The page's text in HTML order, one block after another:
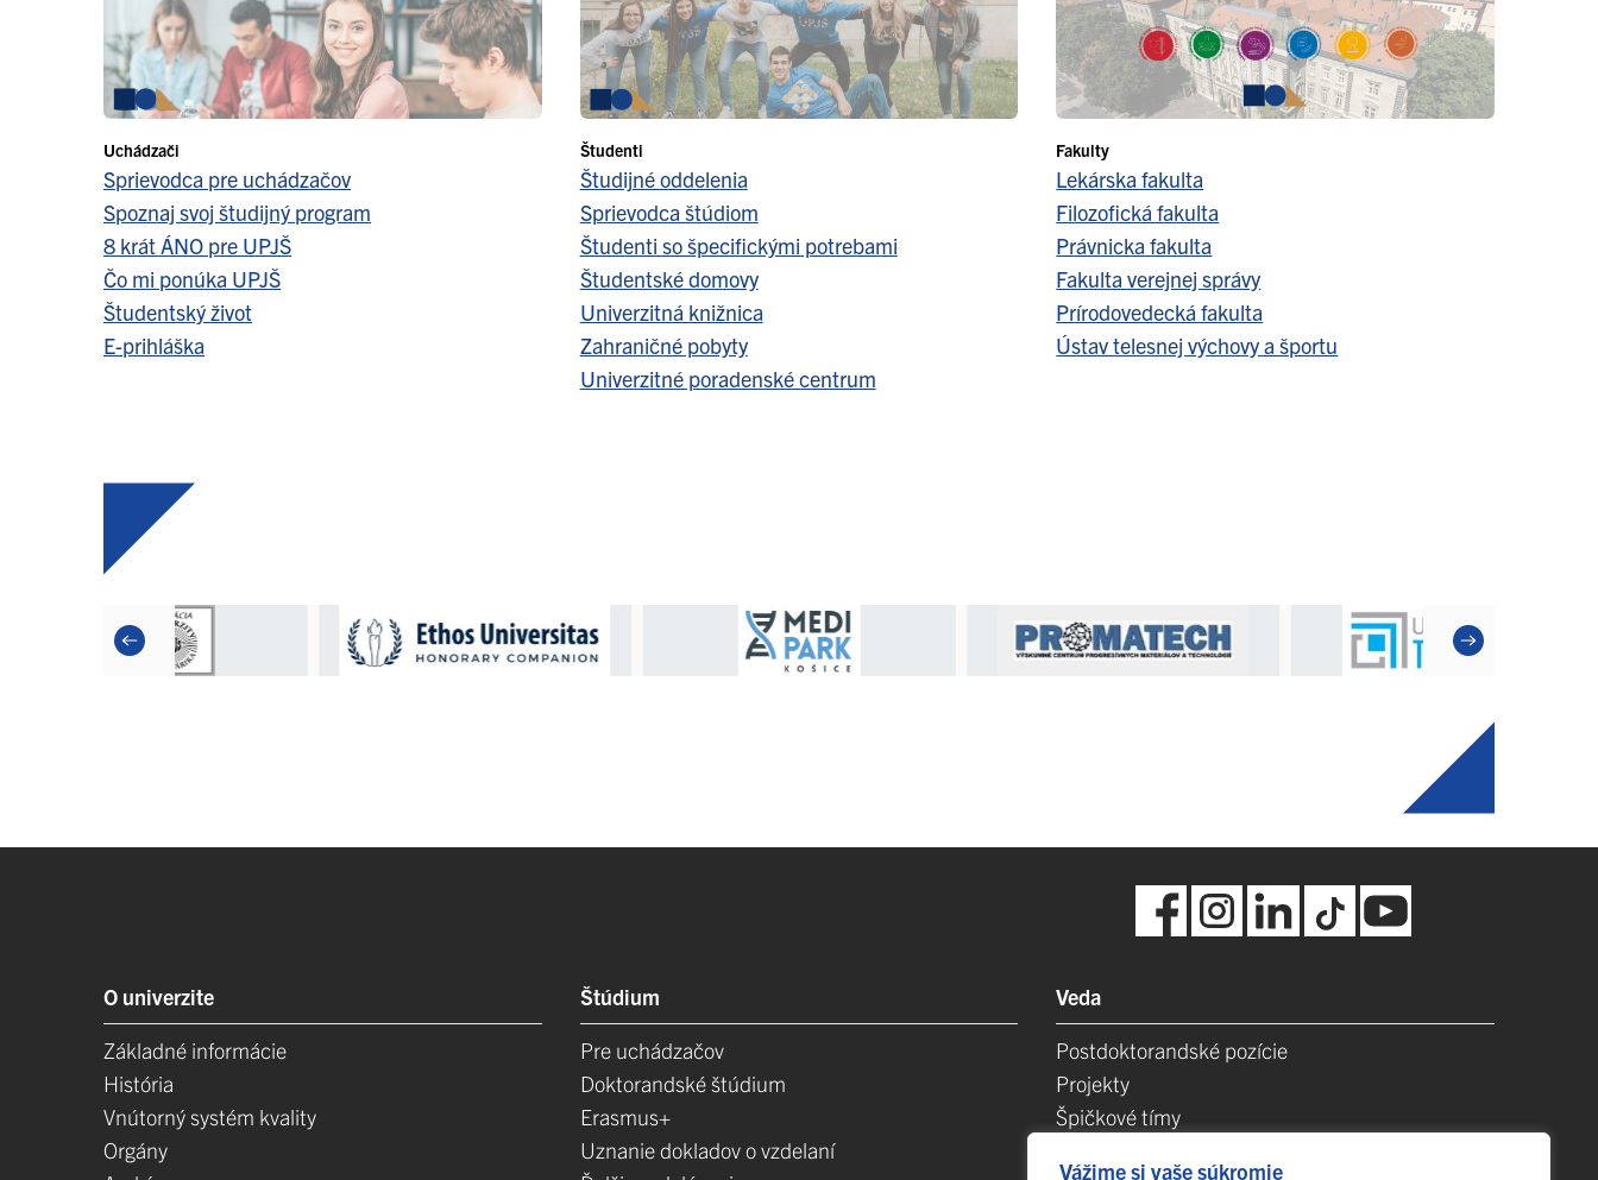
Vážime si vaše súkromie
Uchádzači
Sprievodca pre uchádzačov
Spoznaj svoj študijný program
8 krát ÁNO pre UPJŠ
Čo mi ponúka UPJŠ
Študentský život
E-prihláška
Študenti
Študijné oddelenia
Sprievodca štúdiom
Študenti so špecifickými potrebami
Študentské domovy
Univerzitná knižnica
Zahraničné pobyty
Univerzitné poradenské centrum
Fakulty
Lekárska fakulta
Filozofická fakulta
Právnicka fakulta
Fakulta verejnej správy
Prírodovedecká fakulta
Ústav telesnej výchovy a športu
O univerzite
Základné informácie
História
Vnútorný systém kvality
Orgány
Štúdium
Pre uchádzačov
Doktorandské štúdium
Erasmus+
Uznanie dokladov o vzdelaní
Veda
Postdoktorandské pozície
Projekty
Špičkové tímy